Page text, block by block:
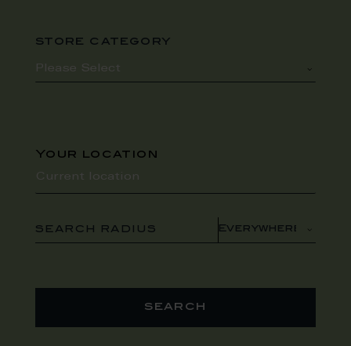
store category
Your location
SEARCH RADIUS
search